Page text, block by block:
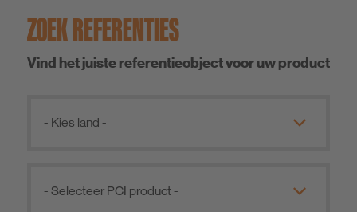
Productsystemen
Over ons
ZOEK REFERENTIES
Vind het juiste referentieobject voor uw product
- Kies land -
- Selecteer PCI product -